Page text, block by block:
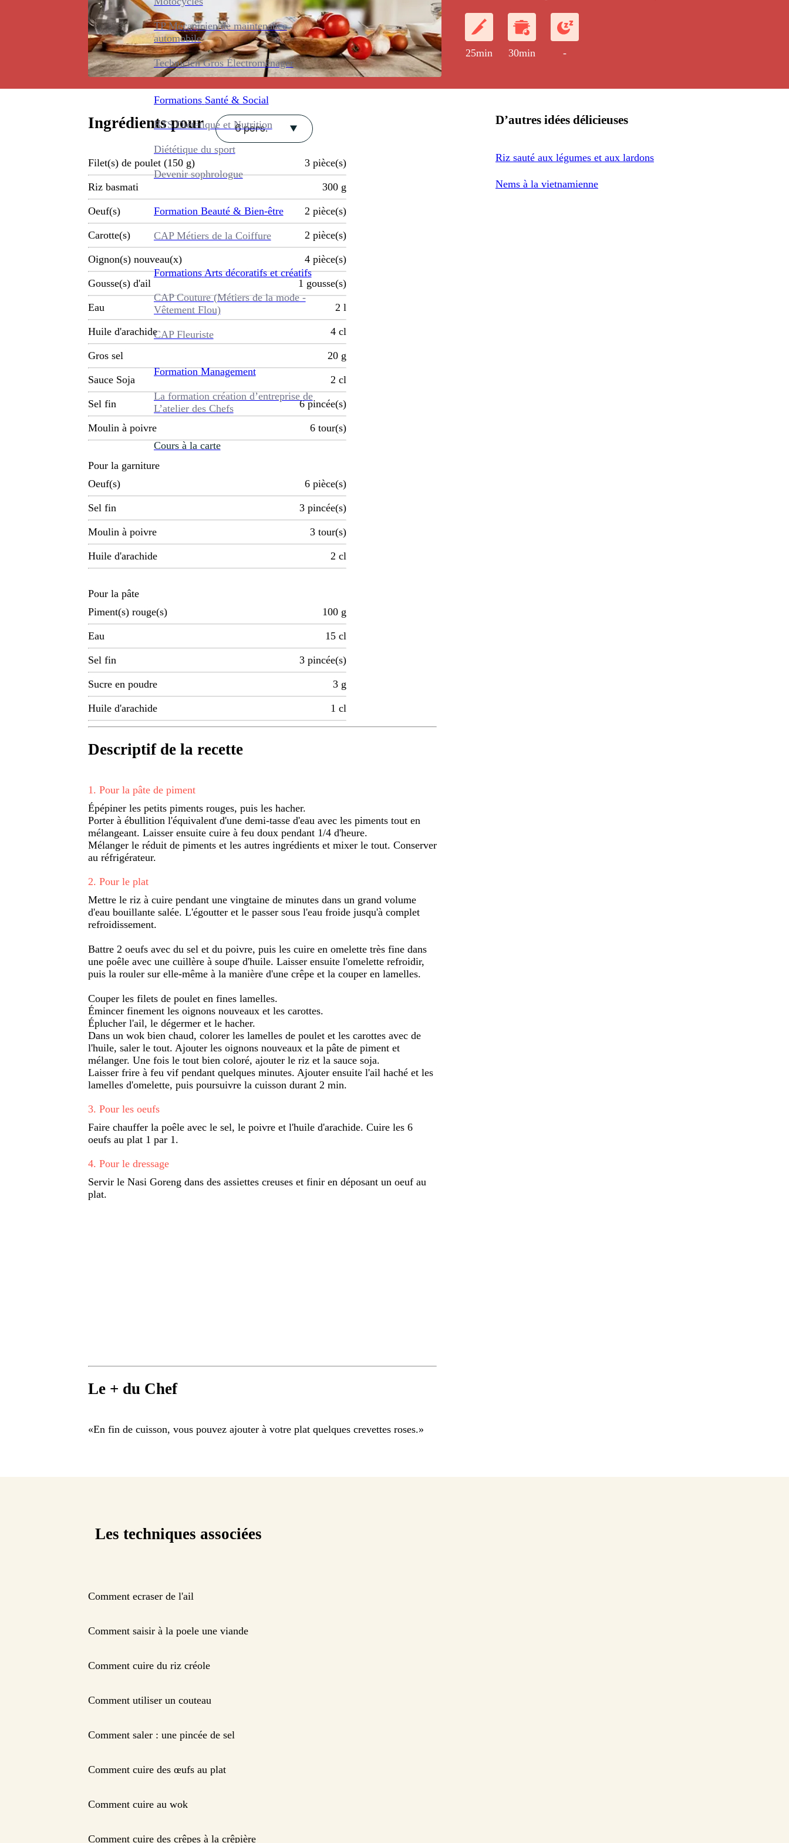
TP Mécanicien de maintenance
automobile
Technicien Gros Électroménager
Formations Santé & Social
BTS Diététique et Nutrition
Diététique du sport
Devenir sophrologue
Formation Beauté & Bien-être
CAP Métiers de la Coiffure
Formations Arts décoratifs et créatifs
CAP Couture (Métiers de la mode -
Vêtement Flou)
CAP Fleuriste
Formation Management
La formation création d’entreprise de
L’atelier des Chefs
Cours à la carte
piment et d'autres ingrédients, principalement des
oeufs et de la viande.
25min
30min -
Ingrédients pour 6 pers.
Filet(s) de poulet (150 g) 3 pièce(s)
Riz basmati 300 g
Oeuf(s) 2 pièce(s)
Carotte(s) 2 pièce(s)
Oignon(s) nouveau(x) 4 pièce(s)
Gousse(s) d'ail 1 gousse(s)
Eau 2 l
Huile d'arachide 4 cl
Gros sel 20 g
Sauce Soja 2 cl
Sel fin 6 pincée(s)
Moulin à poivre 6 tour(s)
Pour la garniture
Oeuf(s)
6 pièce(s)
Sel fin 3 pincée(s)
Moulin à poivre 3 tour(s)
Huile d'arachide 2 cl
Pour la pâte
Piment(s) rouge(s)
100 g
Eau 15 cl
Sel fin 3 pincée(s)
Sucre en poudre 3 g
Huile d'arachide 1 cl
Descriptif de la recette
1 . Pour la pâte de piment
Épépiner les petits piments rouges, puis les hacher.
Porter à ébullition l'équivalent d'une demi-tasse d'eau avec les piments tout en
mélangeant. Laisser ensuite cuire à feu doux pendant 1/4 d'heure.
Mélanger le réduit de piments et les autres ingrédients et mixer le tout. Conserver
au réfrigérateur.
2. Pour le plat
Mettre le riz à cuire pendant une vingtaine de minutes dans un grand volume
d'eau bouillante salée. L'égoutter et le passer sous l'eau froide jusqu'à complet
refroidissement.
Battre 2 oeufs avec du sel et du poivre, puis les cuire en omelette très fine dans
une poêle avec une cuillère à soupe d'huile. Laisser ensuite l'omelette refroidir,
puis la rouler sur elle-même à la manière d'une crêpe et la couper en lamelles.
Couper les filets de poulet en fines lamelles.
Émincer finement les oignons nouveaux et les carottes.
Éplucher l'ail, le dégermer et le hacher.
Dans un wok bien chaud, colorer les lamelles de poulet et les carottes avec de
l'huile, saler le tout. Ajouter les oignons nouveaux et la pâte de piment et
mélanger. Une fois le tout bien coloré, ajouter le riz et la sauce soja.
Laisser frire à feu vif pendant quelques minutes. Ajouter ensuite l'ail haché et les
lamelles d'omelette, puis poursuivre la cuisson durant 2 min.
3. Pour les oeufs
Faire chauffer la poêle avec le sel, le poivre et l'huile d'arachide. Cuire les 6
oeufs au plat 1 par 1.
4. Pour le dressage
Servir le Nasi Goreng dans des assiettes creuses et finir en déposant un oeuf au
plat.
Le + du Chef
«En fin de cuisson, vous pouvez ajouter à votre plat quelques crevettes roses.»
D’autres idées délicieuses
Riz sauté aux légumes et aux lardons
Nems à la vietnamienne
Les techniques associées
Comment ecraser de l'ail
Comment saisir à la poele une viande
Comment cuire du riz créole
Comment utiliser un couteau
Comment saler : une pincée de sel
Comment cuire des œufs au plat
Comment cuire au wok
Comment cuire des crêpes à la crêpière